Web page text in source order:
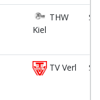
THW
Kiel
TV Verl